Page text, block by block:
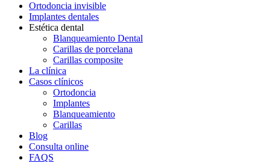
Ortodoncia invisible
Implantes dentales
Estética dental
Blanqueamiento Dental
Carillas de porcelana
Carillas composite
La clínica
Casos clínicos
Ortodoncia
Implantes
Blanqueamiento
Carillas
Blog
Consulta online
FAQS